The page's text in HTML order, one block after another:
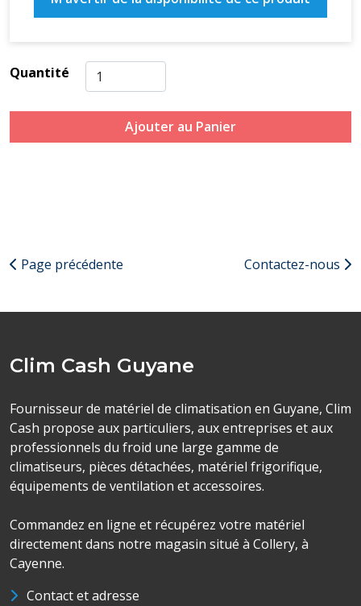
Quantité
Ajouter au Panier
Page précédente Contactez-nous
Clim Cash Guyane
Fournisseur de matériel de climatisation en Guyane, Clim
Cash propose aux particuliers, aux entreprises et aux
professionnels du froid une large gamme de
climatiseurs, pièces détachées, matériel frigorifique,
équipements de ventilation et accessoires.
Commandez en ligne et récupérez votre matériel
directement dans notre magasin situé à Collery, à
Cayenne.
Contact et adresse